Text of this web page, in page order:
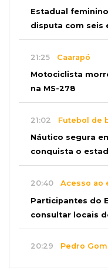
Estadual
disputa com seis
21:25 Caarapó
Motociclista
na MS-278
21:02 Futebol de
Náutico segura
conquista o
20:40 Acesso ao
Participantes do
consultar locais
20:29 Pedro